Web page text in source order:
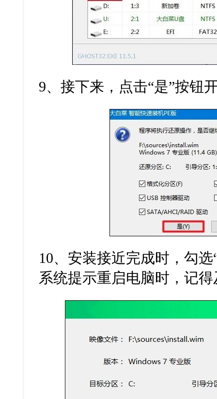
9、接下来，点击“是”按钮
10、安装接近完成时，勾选
系统提示重启电脑时，记